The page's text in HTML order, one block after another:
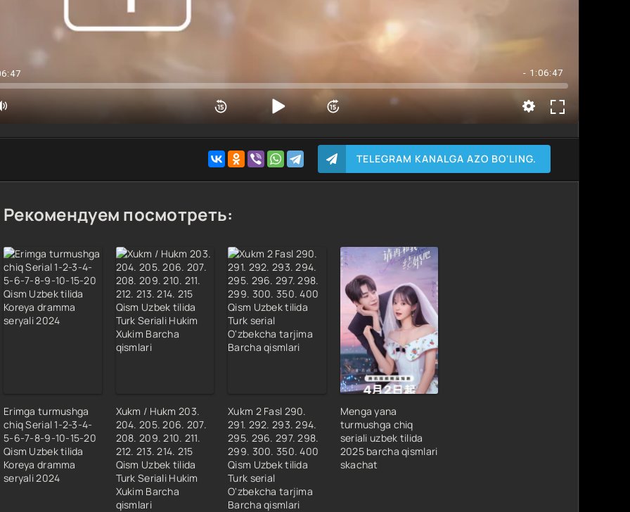
- 1:06:47
TELEGRAM KANALGA AZO BO'LING.
Рекомендуем посмотреть:
Erimga turmushga
chiq Serial 1-2-3-4-
5-6-7-8-9-10-15-20
Qism Uzbek tilida
Koreya dramma
seryali 2024
Xukm / Hukm 203.
204. 205. 206. 207.
208. 209. 210. 211.
212. 213. 214. 215
Qism Uzbek tilida
Turk Seriali Hukim
Xukim Barcha
qismlari
Xukm 2 Fasl 290.
291. 292. 293. 294.
295. 296. 297. 298.
299. 300. 350. 400
Qism Uzbek tilida
Turk serial
O'zbekcha tarjima
Barcha qismlari
Menga yana
turmushga chiq
seriali uzbek tilida
2025 barcha qismlari
skachat